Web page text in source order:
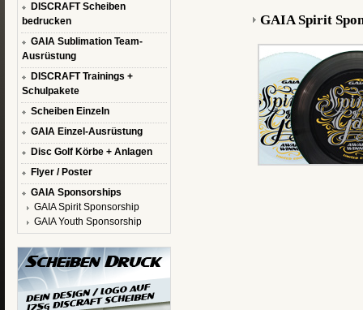
DISCRAFT Scheiben
bedrucken
GAIA Sublimation Team-
Ausrüstung
DISCRAFT Trainings +
Schulpakete
Scheiben Einzeln
GAIA Einzel-Ausrüstung
Disc Golf Körbe + Anlagen
Flyer / Poster
GAIA Sponsorships
GAIA Spirit Sponsorship
GAIA Youth Sponsorship
GAIA Spirit